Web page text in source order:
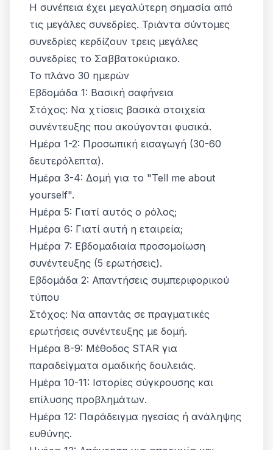
Η συνέπεια έχει μεγαλύτερη σημασία από
τις μεγάλες συνεδρίες. Τριάντα σύντομες
συνεδρίες κερδίζουν τρεις μεγάλες
συνεδρίες το Σαββατοκύριακο.
Το πλάνο 30 ημερών
Εβδομάδα 1: Βασική σαφήνεια
Στόχος: Να χτίσεις βασικά στοιχεία
συνέντευξης που ακούγονται φυσικά.
Ημέρα 1-2: Προσωπική εισαγωγή (30-60
δευτερόλεπτα).
Ημέρα 3-4: Δομή για το "Tell me about
yourself".
Ημέρα 5: Γιατί αυτός ο ρόλος;
Ημέρα 6: Γιατί αυτή η εταιρεία;
Ημέρα 7: Εβδομαδιαία προσομοίωση
συνέντευξης (5 ερωτήσεις).
Εβδομάδα 2: Απαντήσεις συμπεριφορικού
τύπου
Στόχος: Να απαντάς σε πραγματικές
ερωτήσεις συνέντευξης με δομή.
Ημέρα 8-9: Μέθοδος STAR για
παραδείγματα ομαδικής δουλειάς.
Ημέρα 10-11: Ιστορίες σύγκρουσης και
επίλυσης προβλημάτων.
Ημέρα 12: Παράδειγμα ηγεσίας ή ανάληψης
ευθύνης.